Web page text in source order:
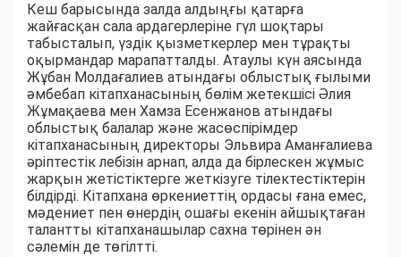
Кеш барысында залда алдыңғы қатарға
жайғасқан сала ардагерлеріне гүл шоқтары
табысталып, үздік қызметкерлер мен тұрақты
оқырмандар марапатталды. Атаулы күн аясында
Жұбан Молдағалиев атындағы облыстық ғылыми
әмбебап кітапханасының бөлім жетекшісі Әлия
Жұмақаева мен Хамза Есенжанов атындағы
облыстық балалар және жасөспірімдер
кітапханасының директоры Эльвира Аманғалиева
әріптестік лебізін арнап, алда да бірлескен жұмыс
жарқын жетістіктерге жеткізуге тілектестіктерін
білдірді. Кітапхана өркениеттің ордасы ғана емес,
мәдениет пен өнердің ошағы екенін айшықтаған
талантты кітапханашылар сахна төрінен ән
сәлемін де төгілтті.